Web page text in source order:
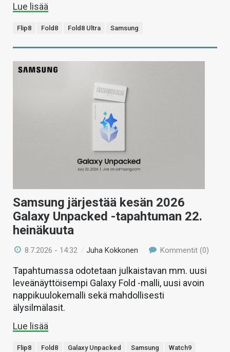
Lue lisää
Flip8 Fold8 Fold8 Ultra Samsung
Samsung järjestää kesän 2026
Galaxy Unpacked -tapahtuman 22.
heinäkuuta
8.7.2026 - 14:32 /Juha Kokkonen Kommentit (0)
Tapahtumassa odotetaan julkaistavan mm. uusi
leveänäyttöisempi Galaxy Fold -malli, uusi avoin
nappikuulokemalli sekä mahdollisesti
älysilmälasit.
Lue lisää
Flip8 Fold8 Galaxy Unpacked Samsung Watch9